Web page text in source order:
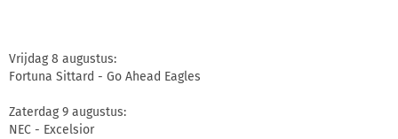
Vrijdag 8 augustus:
Fortuna Sittard - Go Ahead Eagles
Zaterdag 9 augustus:
NEC - Excelsior